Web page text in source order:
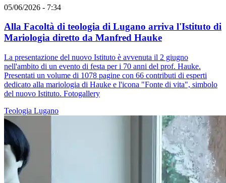
05/06/2026 - 7:34
Alla Facoltà di teologia di Lugano arriva l'Istituto di
Mariologia diretto da Manfred Hauke
La presentazione del nuovo Istituto è avvenuta il 2 giugno
nell'ambito di un evento di festa per i 70 anni del prof. Hauke.
Presentati un volume di 1078 pagine con 66 contributi di esperti
dedicato alla mariologia di Hauke e l'icona "Fonte di vita", simbolo
del nuovo Istituto. Fotogallery
Teologia Lugano